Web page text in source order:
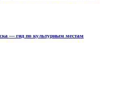
— гид по культурным местам